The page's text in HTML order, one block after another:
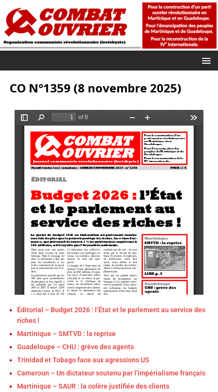
CO N°1359 (8 novembre 2025)
Éditorial – Budget 2026 : l’État et le parlement au service des
riches !
Martinique – SMTVD : la reprise
Guadeloupe – CHU : grève des agents
Trinidad et Tobago face aux agressions US
Cameroun – Un dictateur soutenu par l’impérialisme français
Martinique – SAUR : la colère justifiée des clients